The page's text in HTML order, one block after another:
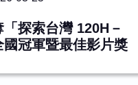
探索台灣 120H－
冠軍暨最佳影片獎